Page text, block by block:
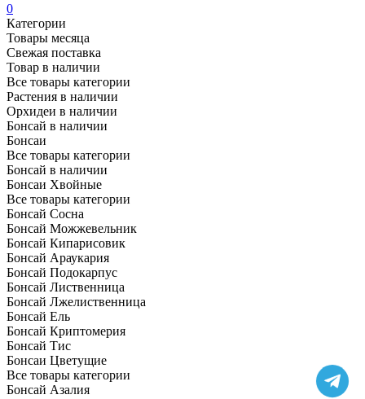
0
Категории
Товары месяца
Свежая поставка
Товар в наличии
Все товары категории
Растения в наличии
Орхидеи в наличии
Бонсай в наличии
Бонсаи
Все товары категории
Бонсай в наличии
Бонсаи Хвойные
Все товары категории
Бонсай Сосна
Бонсай Можжевельник
Бонсай Кипарисовик
Бонсай Араукария
Бонсай Подокарпус
Бонсай Лиственница
Бонсай Лжелиственница
Бонсай Ель
Бонсай Криптомерия
Бонсай Тис
Бонсаи Цветущие
Все товары категории
Бонсай Азалия